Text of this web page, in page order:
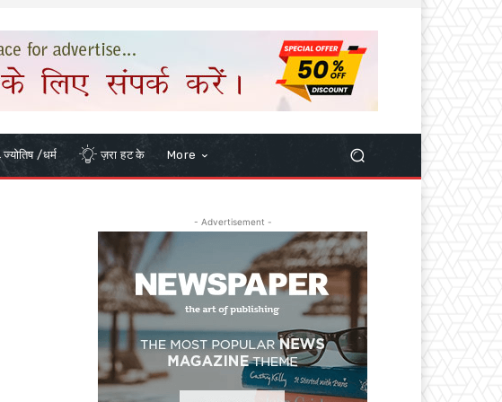
ज्योतिष /धर्म ज़रा हट के More
- Advertisement -